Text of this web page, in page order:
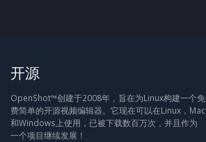
开源
OpenShot™创建于2008年，旨在为Linux构建一个免
费简单的开源视频编辑器。它现在可以在Linux，Mac
和Windows上使用，已被下载数百万次，并且作为
一个项目继续发展！